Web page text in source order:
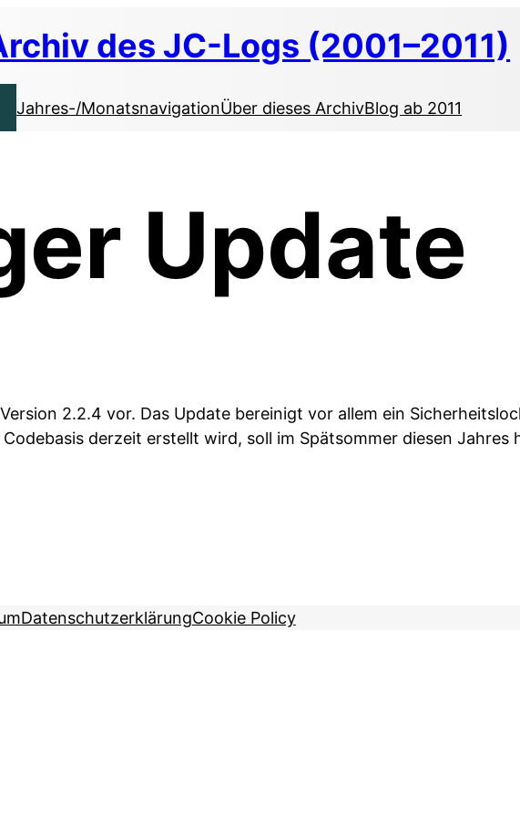
des JC-Logs (2001–2011)
Jahres-/MonatsnavigationÜber dieses ArchivBlog ab 2011
Update
2.2.4 vor. Das Update bereinigt vor allem ein
derzeit erstellt wird, soll im Spätsommer diesen Jahres
DatenschutzerklärungCookie Policy